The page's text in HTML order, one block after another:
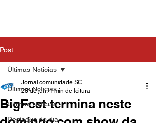
Post
Últimas Noticias
Últimas Notícias
Destaque do dia
Últimas Noticias
BigFest termina neste
Jornal comunidade SC
28 de jun. 1 min de leitura